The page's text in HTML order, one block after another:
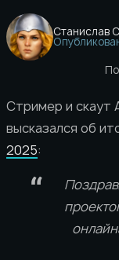
Станислав
Стример и скаут
высказался об
2025: